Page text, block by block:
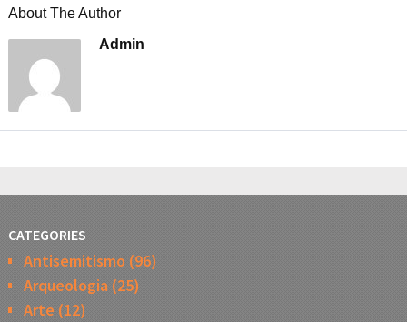
About The Author
Admin
CATEGORIES
Antisemitismo (96)
Arqueologia(25)
Arte (12)